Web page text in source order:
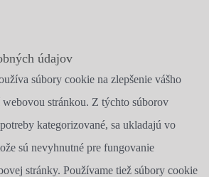
údajov
súbory cookie na zlepšenie vášho
stránkou. Z týchto súborov
kategorizované, sa ukladajú vo
sú nevyhnutné pre fungovanie
stránky. Používame tiež súbory cookie